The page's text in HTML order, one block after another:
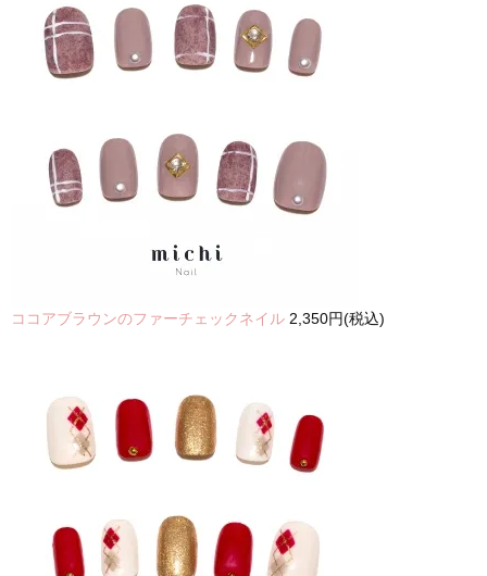
ココアブラウンのファーチェックネイル 2,350円(税込)